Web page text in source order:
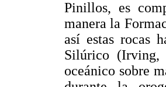
Pinillos, es
manera la
así estas rocas
Silúrico (Irving,
oceánico sobre